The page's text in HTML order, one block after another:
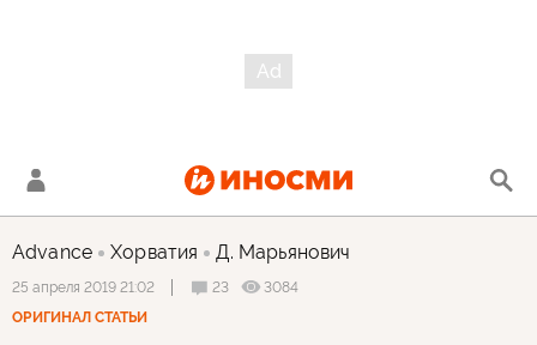
Advance Хорватия Д. Марьянович
25 апреля 2019 21:02 23
3084
ОРИГИНАЛ СТАТЬИ